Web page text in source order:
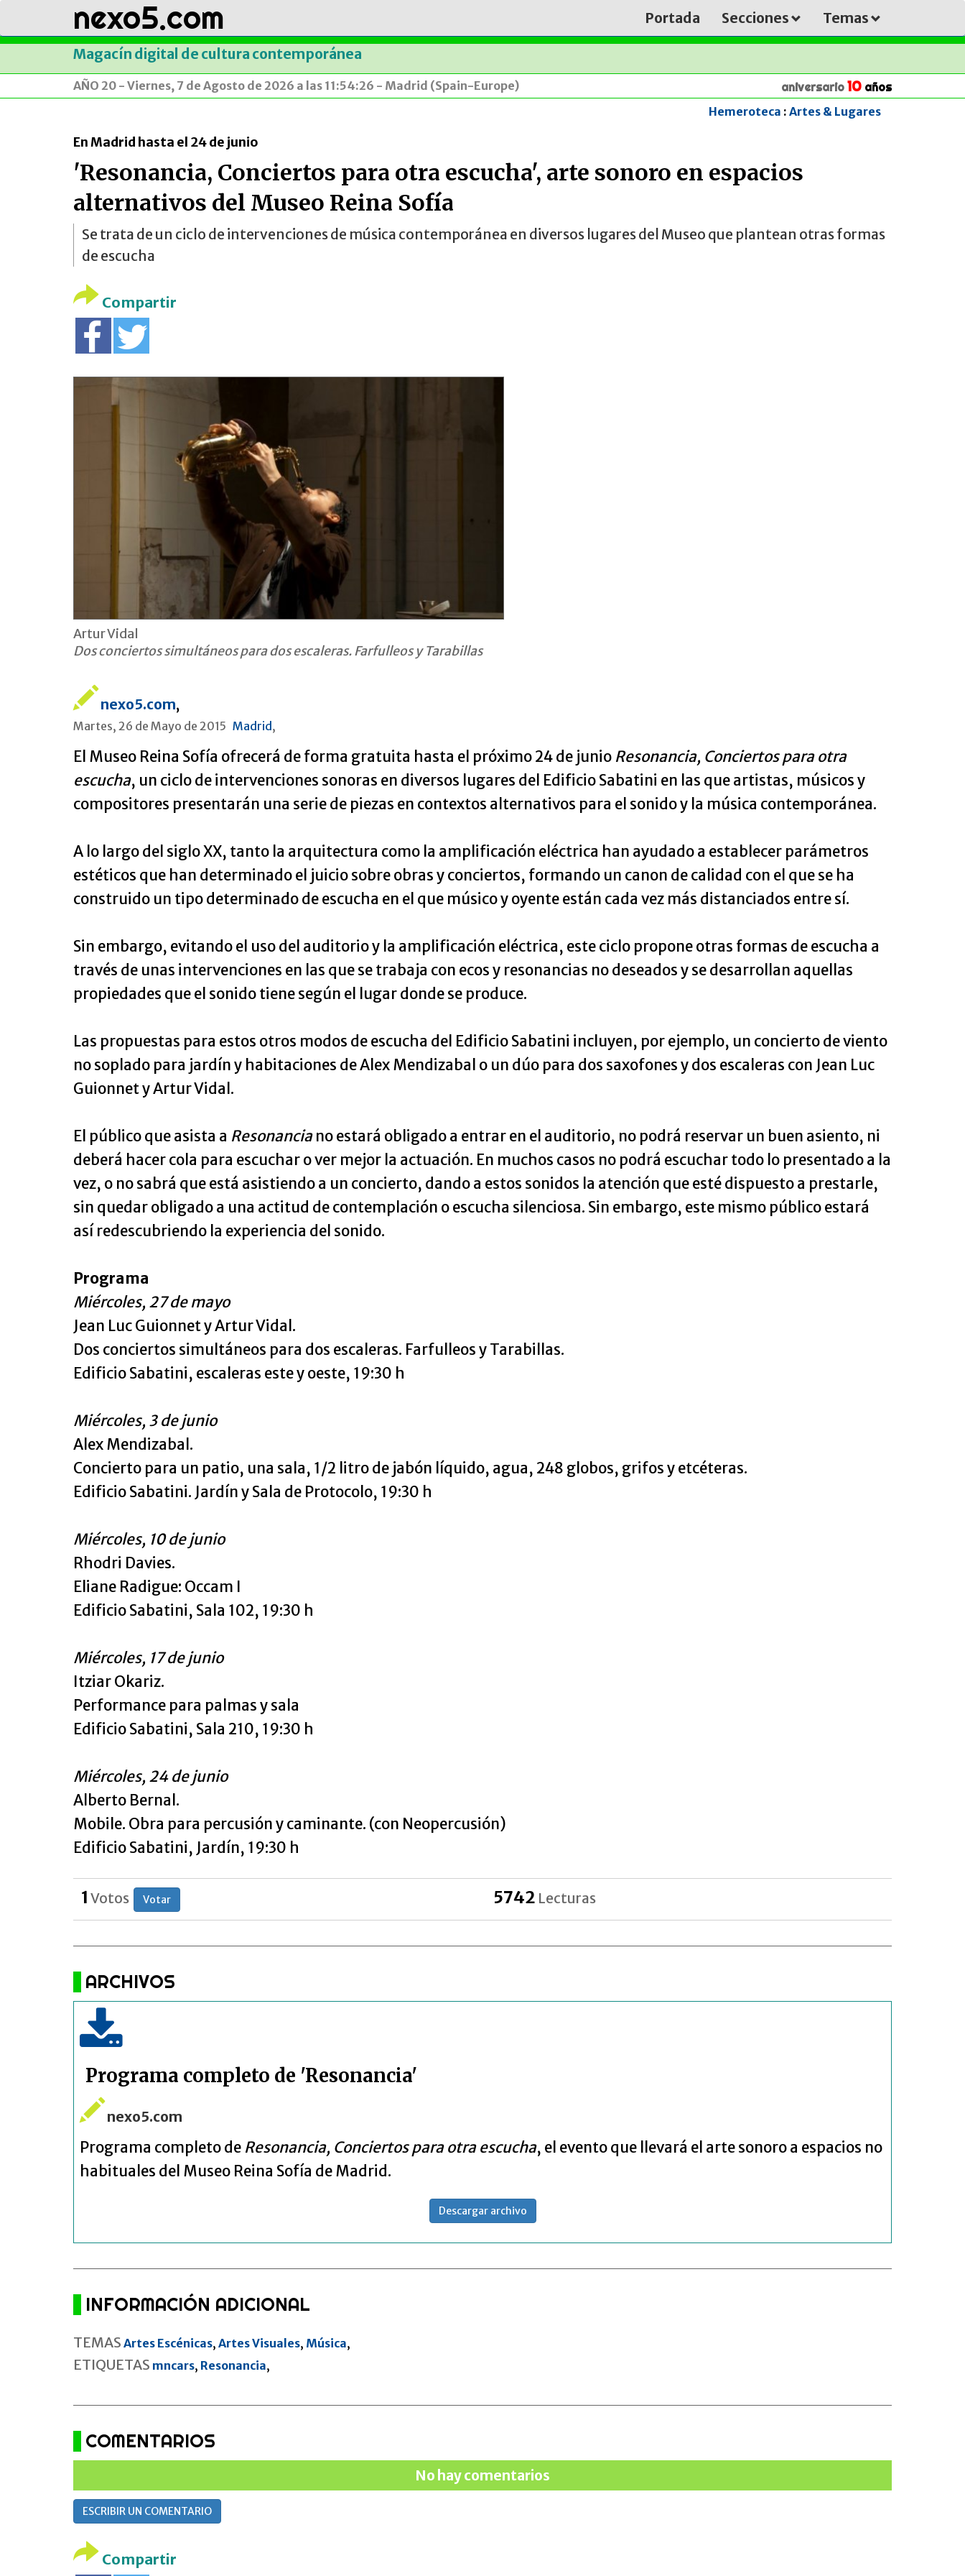
nexo5.com Portada Secciones Temas
Magacín digital de cultura contemporánea
AÑO 20 - Viernes, 7 de Agosto de 2026 a las 11:54:26 - Madrid (Spain-Europe) aniversario 10 años
Hemeroteca : Artes & Lugares
En Madrid hasta el 24 de junio
'Resonancia, Conciertos para otra escucha', arte sonoro en espacios
alternativos del Museo Reina Sofía
Se trata de un ciclo de intervenciones de música contemporánea en diversos lugares del Museo que plantean otras formas
de escucha
Compartir
Artur Vidal
Dos conciertos simultáneos para dos escaleras. Farfulleos y Tarabillas
nexo5.com,
Martes, 26 de Mayo de 2015 Madrid,
El Museo Reina Sofía ofrecerá de forma gratuita hasta el próximo 24 de junio Resonancia, Conciertos para otra
escucha, un ciclo de intervenciones sonoras en diversos lugares del Edificio Sabatini en las que artistas, músicos y
compositores presentarán una serie de piezas en contextos alternativos para el sonido y la música contemporánea.
A lo largo del siglo XX, tanto la arquitectura como la amplificación eléctrica han ayudado a establecer parámetros
estéticos que han determinado el juicio sobre obras y conciertos, formando un canon de calidad con el que se ha
construido un tipo determinado de escucha en el que músico y oyente están cada vez más distanciados entre sí.
Sin embargo, evitando el uso del auditorio y la amplificación eléctrica, este ciclo propone otras formas de escucha a
través de unas intervenciones en las que se trabaja con ecos y resonancias no deseados y se desarrollan aquellas
propiedades que el sonido tiene según el lugar donde se produce.
Las propuestas para estos otros modos de escucha del Edificio Sabatini incluyen, por ejemplo, un concierto de viento
no soplado para jardín y habitaciones de Alex Mendizabal o un dúo para dos saxofones y dos escaleras con Jean Luc
Guionnet y Artur Vidal.
El público que asista a Resonanciano estará obligado a entrar en el auditorio, no podrá reservar un buen asiento, ni
deberá hacer cola para escuchar o ver mejor la actuación. En muchos casos no podrá escuchar todo lo presentado a la
vez, o no sabrá que está asistiendo a un concierto, dando a estos sonidos la atención que esté dispuesto a prestarle,
sin quedar obligado a una actitud de contemplación o escucha silenciosa. Sin embargo, este mismo público estará
así redescubriendo la experiencia del sonido.
Programa
Miércoles, 27 de mayo
Jean Luc Guionnet y Artur Vidal.
Dos conciertos simultáneos para dos escaleras. Farfulleos y Tarabillas.
Edificio Sabatini, escaleras este y oeste, 19:30 h
Miércoles, 3 de junio
Alex Mendizabal.
Concierto para un patio, una sala, 1/2 litro de jabón líquido, agua, 248 globos, grifos y etcéteras.
Edificio Sabatini. Jardín y Sala de Protocolo, 19:30 h
Miércoles, 10 de junio
Rhodri Davies.
Eliane Radigue: Occam I
Edificio Sabatini, Sala 102, 19:30 h
Miércoles, 17 de junio
Itziar Okariz.
Performance para palmas y sala
Edificio Sabatini, Sala 210, 19:30 h
Miércoles, 24 de junio
Alberto Bernal.
Mobile. Obra para percusión y caminante. (con Neopercusión)
Edificio Sabatini, Jardín, 19:30 h
1 Votos Votar 5742 Lecturas
ARCHIVOS
Programa completo de 'Resonancia'
nexo5.com
Programa completo de Resonancia, Conciertos para otra escucha, el evento que llevará el arte sonoro a espacios no
habituales del Museo Reina Sofía de Madrid.
Descargar archivo
INFORMACIÓN ADICIONAL
TEMAS Artes Escénicas, Artes Visuales, Música,
ETIQUETAS mncars, Resonancia,
COMENTARIOS
No hay comentarios
ESCRIBIR UN COMENTARIO
Compartir